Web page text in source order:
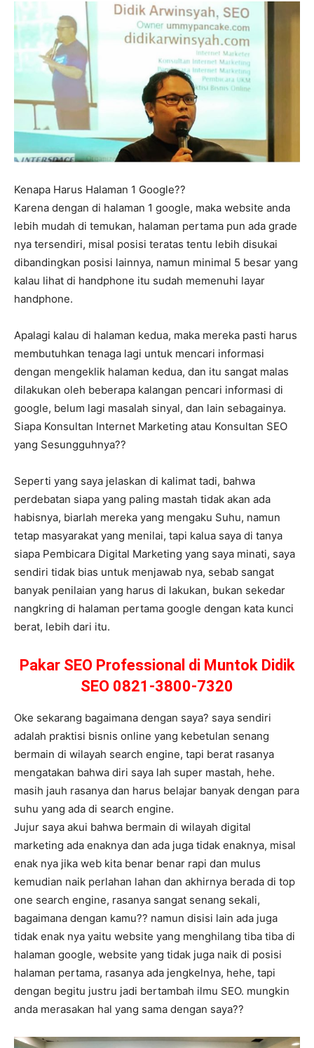
Kenapa Harus Halaman 1 Google??
Karena dengan di halaman 1 google, maka website anda
lebih mudah di temukan, halaman pertama pun ada grade
nya tersendiri, misal posisi teratas tentu lebih disukai
dibandingkan posisi lainnya, namun minimal 5 besar yang
kalau lihat di handphone itu sudah memenuhi layar
handphone.
Apalagi kalau di halaman kedua, maka mereka pasti harus
membutuhkan tenaga lagi untuk mencari informasi
dengan mengeklik halaman kedua, dan itu sangat malas
dilakukan oleh beberapa kalangan pencari informasi di
google, belum lagi masalah sinyal, dan lain sebagainya.
Siapa Konsultan Internet Marketing atau Konsultan SEO
yang Sesungguhnya??
Seperti yang saya jelaskan di kalimat tadi, bahwa
perdebatan siapa yang paling mastah tidak akan ada
habisnya, biarlah mereka yang mengaku Suhu, namun
tetap masyarakat yang menilai, tapi kalua saya di tanya
siapa Pembicara Digital Marketing yang saya minati, saya
sendiri tidak bias untuk menjawab nya, sebab sangat
banyak penilaian yang harus di lakukan, bukan sekedar
nangkring di halaman pertama google dengan kata kunci
berat, lebih dari itu.
Pakar SEO Professional di Muntok Didik
SEO 0821-3800-7320
Oke sekarang bagaimana dengan saya? saya sendiri
adalah praktisi bisnis online yang kebetulan senang
bermain di wilayah search engine, tapi berat rasanya
mengatakan bahwa diri saya lah super mastah, hehe.
masih jauh rasanya dan harus belajar banyak dengan para
suhu yang ada di search engine.
Jujur saya akui bahwa bermain di wilayah digital
marketing ada enaknya dan ada juga tidak enaknya, misal
enak nya jika web kita benar benar rapi dan mulus
kemudian naik perlahan lahan dan akhirnya berada di top
one search engine, rasanya sangat senang sekali,
bagaimana dengan kamu?? namun disisi lain ada juga
tidak enak nya yaitu website yang menghilang tiba tiba di
halaman google, website yang tidak juga naik di posisi
halaman pertama, rasanya ada jengkelnya, hehe, tapi
dengan begitu justru jadi bertambah ilmu SEO. mungkin
anda merasakan hal yang sama dengan saya??